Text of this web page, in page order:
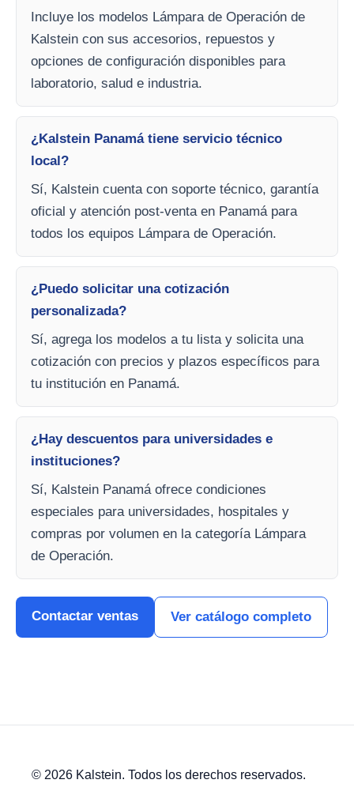
Incluye los modelos Lámpara de Operación de
Kalstein con sus accesorios, repuestos y
opciones de configuración disponibles para
laboratorio, salud e industria.
¿Kalstein Panamá tiene servicio técnico
local?
Sí, Kalstein cuenta con soporte técnico, garantía
oficial y atención post-venta en Panamá para
todos los equipos Lámpara de Operación.
¿Puedo solicitar una cotización
personalizada?
Sí, agrega los modelos a tu lista y solicita una
cotización con precios y plazos específicos para
tu institución en Panamá.
¿Hay descuentos para universidades e
instituciones?
Sí, Kalstein Panamá ofrece condiciones
especiales para universidades, hospitales y
compras por volumen en la categoría Lámpara
de Operación.
Contactar ventas Ver catálogo completo
© 2026 Kalstein. Todos los derechos reservados.